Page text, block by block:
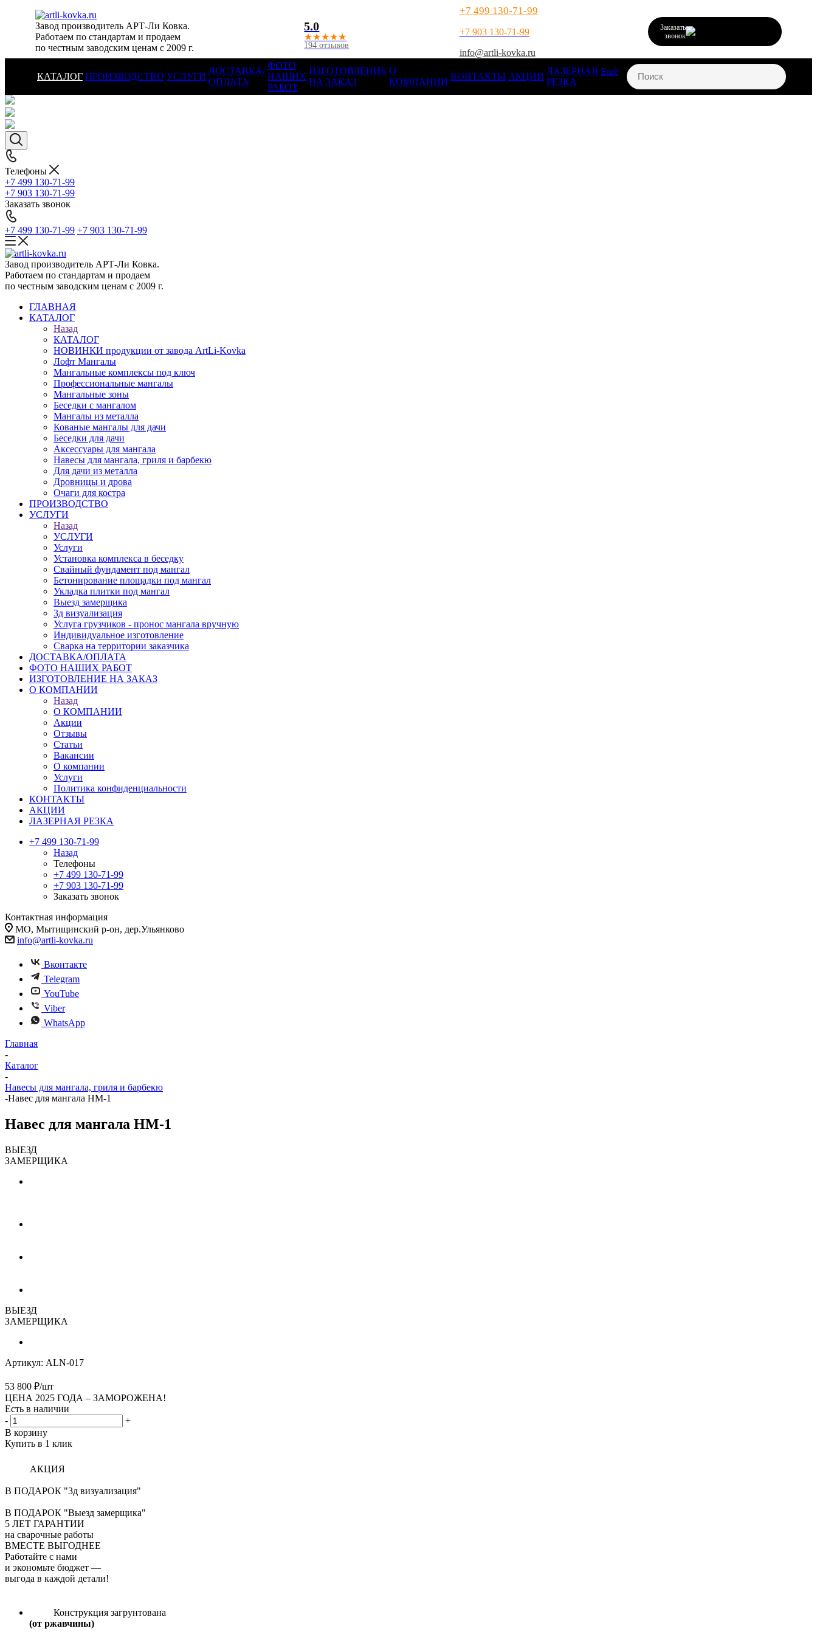
Завод производитель АРТ-Ли Ковка.
Работаем по стандартам и продаем
по честным заводским ценам с 2009 г.
5.0
★★★★★
194 отзывов
+7 499 130-71-99
+7 903 130-71-99
info@artli-kovka.ru
Заказать
звонок
КАТАЛОГ ПРОИЗВОДСТВО УСЛУГИ
ДОСТАВКА/
ОПЛАТА
ФОТО
НАШИХ
РАБОТ
ИЗГОТОВЛЕНИЕ
НА ЗАКАЗ
О
КОМПАНИИ
КОНТАКТЫ АКЦИИ
ЛАЗЕРНАЯ
РЕЗКА
Ещё
Телефоны
+7 499 130-71-99
+7 903 130-71-99
Заказать звонок
+7 499 130-71-99 +7 903 130-71-99
Завод производитель АРТ-Ли Ковка.
Работаем по стандартам и продаем
по честным заводским ценам с 2009 г.
ГЛАВНАЯ
КАТАЛОГ
Назад
КАТАЛОГ
НОВИНКИ продукции от завода ArtLi-Kovka
Лофт Мангалы
Мангальные комплексы под ключ
Профессиональные мангалы
Мангальные зоны
Беседки с мангалом
Мангалы из металла
Кованые мангалы для дачи
Беседки для дачи
Аксессуары для мангала
Навесы для мангала, гриля и барбекю
Для дачи из металла
Дровницы и дрова
Очаги для костра
ПРОИЗВОДСТВО
УСЛУГИ
Назад
УСЛУГИ
Услуги
Установка комплекса в беседку
Свайный фундамент под мангал
Бетонирование площадки под мангал
Укладка плитки под мангал
Выезд замерщика
3д визуализация
Услуга грузчиков - пронос мангала вручную
Индивидуальное изготовление
Сварка на территории заказчика
ДОСТАВКА/ОПЛАТА
ФОТО НАШИХ РАБОТ
ИЗГОТОВЛЕНИЕ НА ЗАКАЗ
О КОМПАНИИ
Назад
О КОМПАНИИ
Акции
Отзывы
Статьи
Вакансии
О компании
Услуги
Политика конфиденциальности
КОНТАКТЫ
АКЦИИ
ЛАЗЕРНАЯ РЕЗКА
+7 499 130-71-99
Назад
Телефоны
+7 499 130-71-99
+7 903 130-71-99
Заказать звонок
Контактная информация
МО, Мытищинский р-он, дер.Ульянково
info@artli-kovka.ru
Вконтакте
Telegram
YouTube
Viber
WhatsApp
Главная
-
Каталог
-
Навесы для мангала, гриля и барбекю
-Навес для мангала НМ-1
Навес для мангала НМ-1
ВЫЕЗД
ЗАМЕРЩИКА
ВЫЕЗД
ЗАМЕРЩИКА
Артикул: ALN-017
53 800 ₽/шт
ЦЕНА 2025 ГОДА – ЗАМОРОЖЕНА!
Есть в наличии
-
+
В корзину
Купить в 1 клик
АКЦИЯ
В ПОДАРОК "3д визуализация"
В ПОДАРОК "Выезд замерщика"
5 ЛЕТ ГАРАНТИИ
на сварочные работы
ВМЕСТЕ ВЫГОДНЕЕ
Работайте с нами
и экономьте бюджет —
выгода в каждой детали!
Конструкция загрунтована
(от ржавчины)